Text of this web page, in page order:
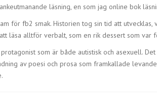
läsning, en som jag online bok
för fb2 smak. Historien tog sin tid att
läsa alltför verbalt, som en rik dessert som var
som är både autistisk och asexuell.
av poesi och prosa som framkallade